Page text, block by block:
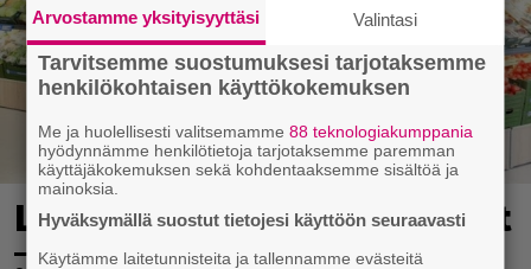
Lidl aloitti jättialennukset
– kotimaiset kasvikset
Arvostamme yksityisyyttäsi Valintasi
Tarvitsemme suostumuksesi tarjotaksemme
henkilökohtaisen käyttökokemuksen
Me ja huolellisesti valitsemamme88 teknologiakumppania
hyödynnämme henkilötietoja tarjotaksemme paremman
käyttäjäkokemuksen sekä kohdentaaksemme sisältöä ja
mainoksia.
Hyväksymällä suostut tietojesi käyttöön seuraavasti
Käytämme laitetunnisteita ja tallennamme evästeitä